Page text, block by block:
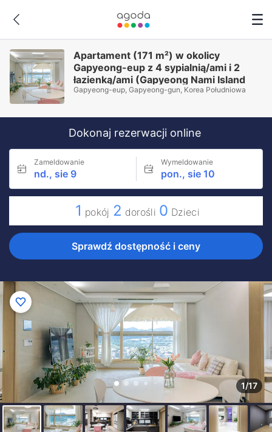
Apartament (171 m²) w okolicy
Gapyeong-eup z 4 sypialnią/ami i 2
łazienką/ami (Gapyeong Nami Island
Apartment)
Gapyeong-eup, Gapyeong-gun, Korea Południowa
Dokonaj rezerwacji online
Zameldowanie
nd., sie 9
Wymeldowanie
pon., sie 10
1 pokój 2 dorośli 0 Dzieci
Sprawdź dostępność i ceny
1/17